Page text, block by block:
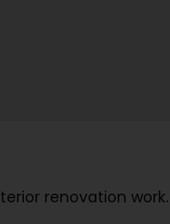
renovation work.